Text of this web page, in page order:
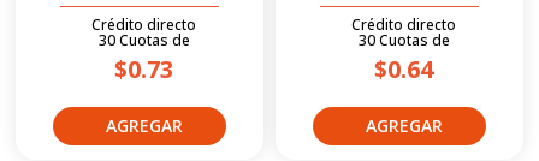
Crédito directo
30Cuotas de
$0.73
Crédito directo
30Cuotas de
$0.64